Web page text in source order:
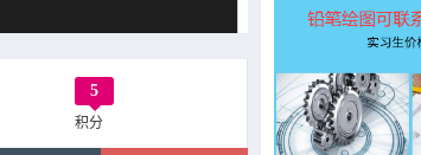
5
积分